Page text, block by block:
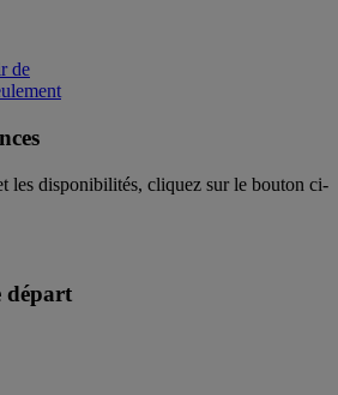
de
les disponibilités, cliquez sur le bouton ci-
départ